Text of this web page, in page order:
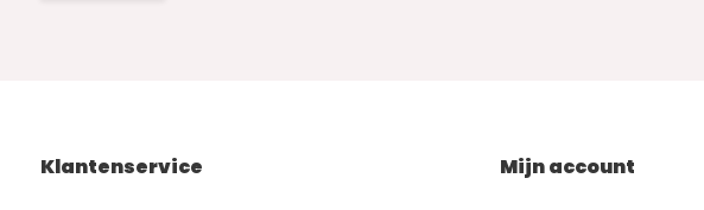
Klantenservice Mijn account